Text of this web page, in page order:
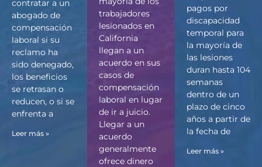
contratar a un
abogado de
compensación
laboral si su
reclamo ha
sido denegado,
los beneficios
se retrasan o
reducen, o si se
enfrenta a
Leer más »
trabajadores
lesionados en
California
llegan a un
acuerdo en sus
casos de
compensación
laboral en lugar
de ir a juicio.
Llegar a un
acuerdo
generalmente
ofrece dinero
pagos por
discapacidad
temporal para
la mayoría de
las lesiones
duran hasta 104
semanas
dentro de un
plazo de cinco
años a partir de
la fecha de
Leer más »